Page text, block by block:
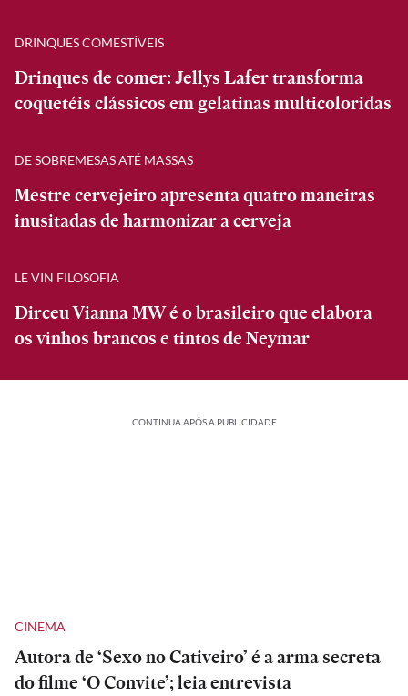
DRINQUES COMESTÍVEIS
Drinques de comer: Jellys Lafer transforma
coquetéis clássicos em gelatinas multicoloridas
DE SOBREMESAS ATÉ MASSAS
Mestre cervejeiro apresenta quatro maneiras
inusitadas de harmonizar a cerveja
LE VIN FILOSOFIA
Dirceu Vianna MW é o brasileiro que elabora
os vinhos brancos e tintos de Neymar
CONTINUA APÓS A PUBLICIDADE
CINEMA
Autora de ‘Sexo no Cativeiro’ é a arma secreta
do filme ‘O Convite’; leia entrevista